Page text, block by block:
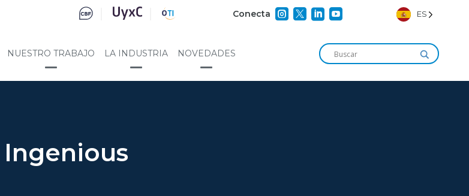
Conecta     ES
NUESTRO TRABAJO LA INDUSTRIA NOVEDADES
Ingenious